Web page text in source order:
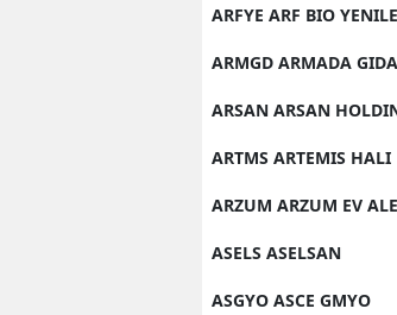
ARFYE ARF BIO
ARMGD ARMADA GIDA
ARSAN ARSAN
ARTMS ARTEMIS HALI
ARZUM ARZUM EV
ASELS ASELSAN
ASGYO ASCE GMYO